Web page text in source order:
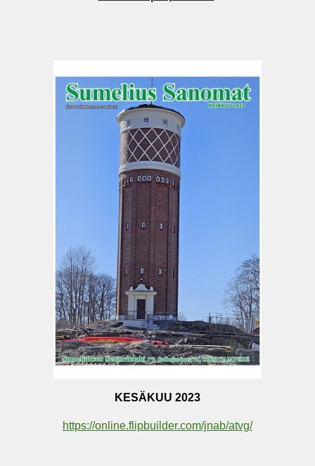
KESÄKUU 2023
https://online.flipbuilder.com/jnab/atvg/